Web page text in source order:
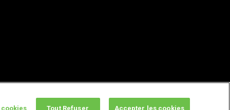
Tout Refuser Accepter les cookies